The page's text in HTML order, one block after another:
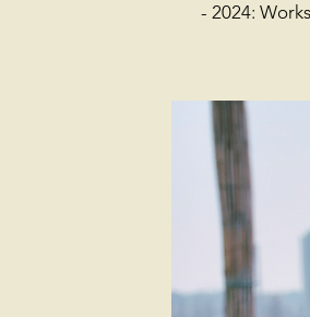
- 2024: